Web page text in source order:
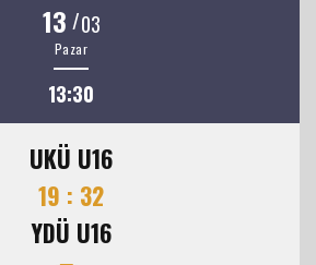
13 /03
Pazar
13:30
UKÜ U16
19 : 32
YDÜ U16